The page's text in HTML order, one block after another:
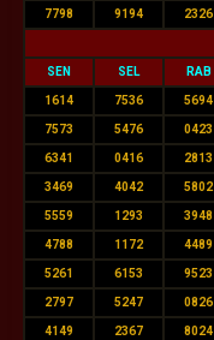
7798 9194 2326
SEN SEL RAB
1614 7536 5694
7573 5476 0423
6341 0416 2813
3469 4042 5802
5559 1293 3948
4788 1172 4489
5261 6153 9523
2797 5247 0826
4149 2367 8024